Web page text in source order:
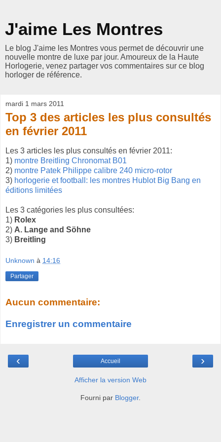
J'aime Les Montres
Le blog J'aime les Montres vous permet de découvrir une
nouvelle montre de luxe par jour. Amoureux de la Haute
Horlogerie, venez partager vos commentaires sur ce blog
horloger de référence.
mardi 1 mars 2011
Top 3 des articles les plus consultés
en février 2011
Les 3 articles les plus consultés en février 2011:
1) montre Breitling Chronomat B01
2) montre Patek Philippe calibre 240 micro-rotor
3) horlogerie et football: les montres Hublot Big Bang en
éditions limitées
Les 3 catégories les plus consultées:
1) Rolex
2) A. Lange and Söhne
3) Breitling
Unknown à 14:16
Partager
Aucun commentaire:
Enregistrer un commentaire
‹ ›
Accueil
Afficher la version Web
Fourni par Blogger.